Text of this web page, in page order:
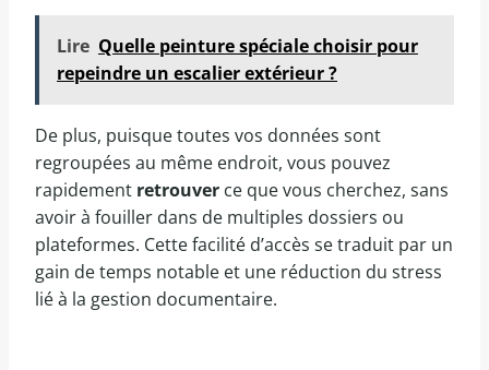
Lire Quelle peinture spéciale choisir pour
repeindre un escalier extérieur ?
De plus, puisque toutes vos données sont
regroupées au même endroit, vous pouvez
rapidement retrouver ce que vous cherchez, sans
avoir à fouiller dans de multiples dossiers ou
plateformes. Cette facilité d’accès se traduit par un
gain de temps notable et une réduction du stress
lié à la gestion documentaire.